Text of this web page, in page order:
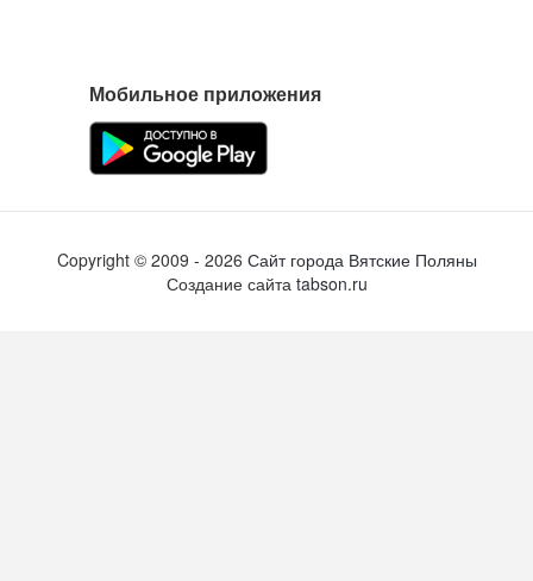
Мобильное приложения
Copyright © 2009 - 2026 Сайт города Вятские Поляны
Создание сайта tabson.ru